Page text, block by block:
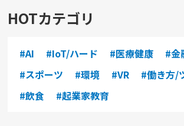
HOTカテゴリ
#AI #IoT/ハード #医療健康 #金
#スポーツ
#環境 #VR #働き方/
#飲食
#起業家教育